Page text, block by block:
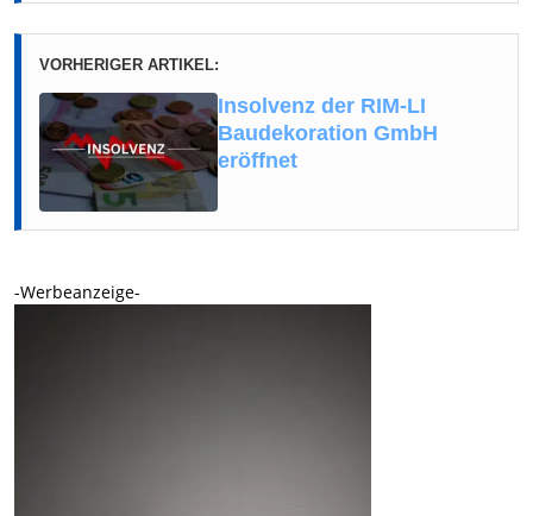
VORHERIGER ARTIKEL:
Insolvenz der RIM-LI
Baudekoration GmbH
eröffnet
-Werbeanzeige-